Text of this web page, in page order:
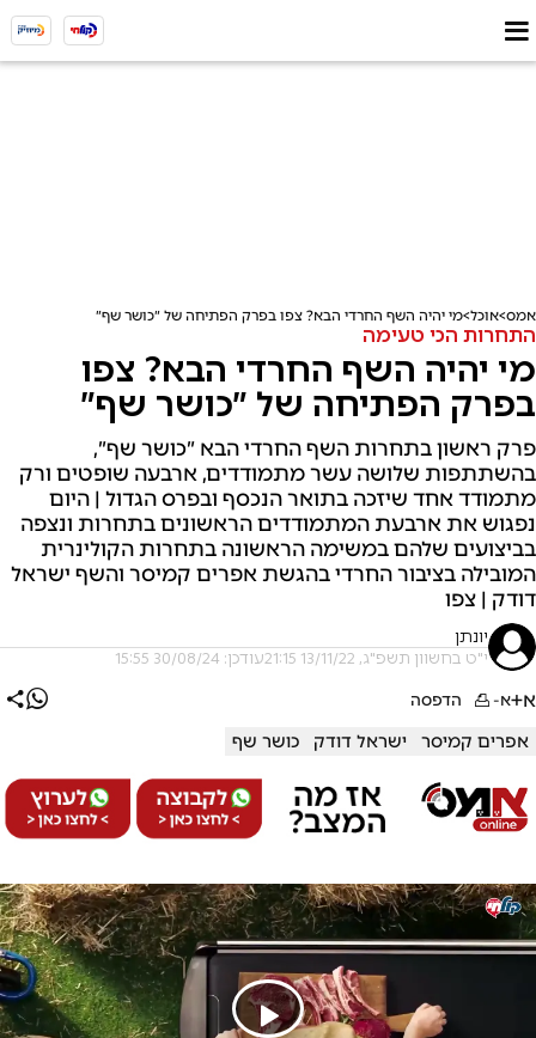
אמס אוכל מי יהיה השף החרדי הבא? צפו בפרק הפתיחה של ״כושר שף״
התחרות הכי טעימה
מי יהיה השף החרדי הבא? צפו
בפרק הפתיחה של ״כושר שף״
פרק ראשון בתחרות השף החרדי הבא ״כושר שף״,
בהשתתפות שלושה עשר מתמודדים, ארבעה שופטים ורק
מתמודד אחד שיזכה בתואר הנכסף ובפרס הגדול | היום
נפגוש את ארבעת המתמודדים הראשונים בתחרות ונצפה
בביצועים שלהם במשימה הראשונה בתחרות הקולינרית
המובילה בציבור החרדי בהגשת אפרים קמיסר והשף ישראל
דודק | צפו
יונתן
י"ט בחשוון תשפ"ג, 13/11/22 21:15 עודכן: 30/08/24 15:55
א+א- הדפסה
אפרים קמיסר ישראל דודק כושר שף